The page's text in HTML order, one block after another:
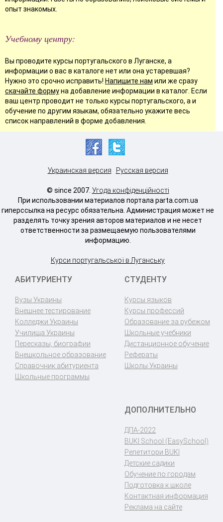
опыт знакомых.
Учебному центру:
Вы проводите курсы португальского в Луганске, а
информации о вас в каталоге нет или она устаревшая?
Нужно это срочно исправить! Напишите нам или же сразу
скачайте формуна добавление информации в каталог. Если
ваш центр проводит не только курсы португальского, а и
обучение по другим языкам, обязательно укажите весь
список направлений в форме добавления.
Украинская версия Русская версия
© since 2007. Угода конфіденційності
При использовании материалов портала parta.com.ua
гиперссылка на ресурс обязательна. Администрация может не
разделять точку зрения авторов материалов и не несет
ответственности за размещаемую пользователями
информацию.
Курси португальської в Луганську
АБИТУРИЕНТУ
Вузы Украины
Внешнее тестирование
Колледжи Украины
Училища Украины
Пересказы, биографии
Внешкольное образование
Справочник абитуриента
Школьные программы
СТУДЕНТУ
Курсы языков
Курсы профессий
Образование за рубежом
Школьные учебники
Дистанционное обучение
Рефераты
Школы Украины
ДОПОЛНИТЕЛЬНО
ДПА-2022
BUKI School (EasySchool)
Репетитори BUKI
Детские садики
Обучение по городам
Подготовка к школе
Контактная информация
Реклама на сайте